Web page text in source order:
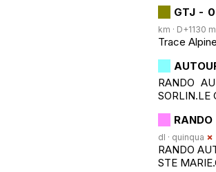
GTJ -
km · D+1130 m
Trace
RANDO
SORLIN.LE
dl · quinqua
RANDO
STE